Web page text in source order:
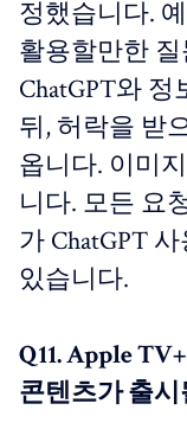
정했습니다.
활용할만한
ChatGPT와
뒤, 허락을 받
옵니다. 이미
니다. 모든 요
가 ChatGPT
있습니다.
Q11. Apple
콘텐츠가 출